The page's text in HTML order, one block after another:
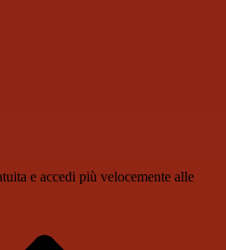
e accedi più velocemente alle